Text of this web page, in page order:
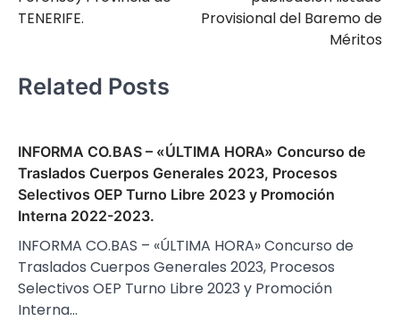
TENERIFE.
Provisional del Baremo de
Méritos
Related Posts
INFORMA CO.BAS – «ÚLTIMA HORA» Concurso de
Traslados Cuerpos Generales 2023, Procesos
Selectivos OEP Turno Libre 2023 y Promoción
Interna 2022-2023.
INFORMA CO.BAS – «ÚLTIMA HORA» Concurso de
Traslados Cuerpos Generales 2023, Procesos
Selectivos OEP Turno Libre 2023 y Promoción
Interna…